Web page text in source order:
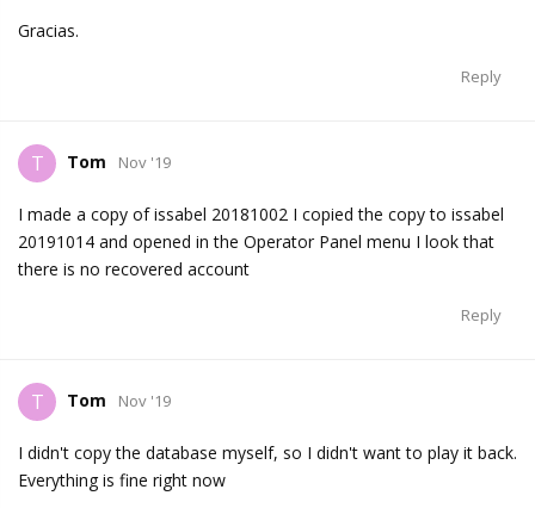
Gracias.
Reply
T Tom Nov '19
I made a copy of issabel 20181002 I copied the copy to issabel
20191014 and opened in the Operator Panel menu I look that
there is no recovered account
Reply
T Tom Nov '19
I didn't copy the database myself, so I didn't want to play it back.
Everything is fine right now